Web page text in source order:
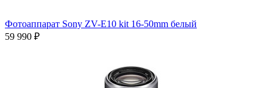
Фотоаппарат Sony ZV-E10 kit 16-50mm белый
59 990 ₽